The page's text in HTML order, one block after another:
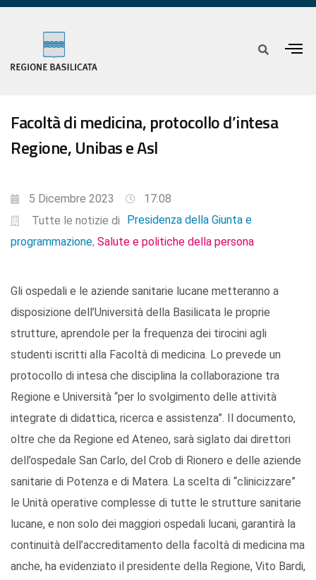
Facoltà di medicina, protocollo d’intesa
Regione, Unibas e Asl
5 Dicembre 2023
17:08
Tutte le notizie di
Presidenza della Giunta e
programmazione, Salute e politiche della persona
Gli ospedali e le aziende sanitarie lucane metteranno a
disposizione dell’Università della Basilicata le proprie
strutture, aprendole per la frequenza dei tirocini agli
studenti iscritti alla Facoltà di medicina. Lo prevede un
protocollo di intesa che disciplina la collaborazione tra
Regione e Università “per lo svolgimento delle attività
integrate di didattica, ricerca e assistenza”. Il documento,
oltre che da Regione ed Ateneo, sarà siglato dai direttori
dell’ospedale San Carlo, del Crob di Rionero e delle aziende
sanitarie di Potenza e di Matera. La scelta di “clinicizzare”
le Unità operative complesse di tutte le strutture sanitarie
lucane, e non solo dei maggiori ospedali lucani, garantirà la
continuità dell’accreditamento della facoltà di medicina ma
anche, ha evidenziato il presidente della Regione, Vito Bardi,